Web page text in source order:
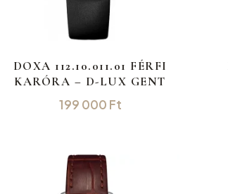
DOXA 112.10.011.01 FÉRFI
KARÓRA – D-LUX GENT
199 000 Ft